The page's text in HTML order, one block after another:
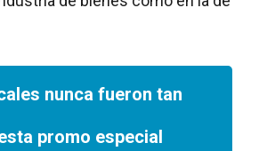
nunca fueron tan
promo especial